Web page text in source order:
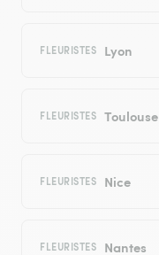
FLEURISTES Lyon
FLEURISTES Toulouse
FLEURISTES Nice
FLEURISTES Nantes